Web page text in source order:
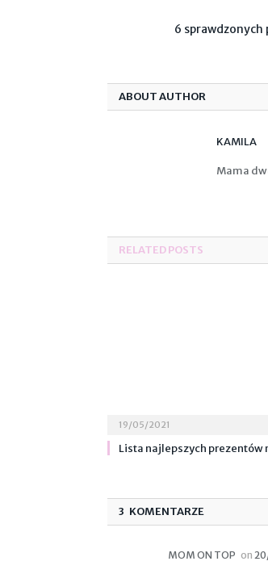
6 sprawdzonych
ABOUT AUTHOR
KAMILA
Mama
RELATED POSTS
19/05/2021
Lista najlepszych prezentów
3 KOMENTARZE
MOM ON TOP on